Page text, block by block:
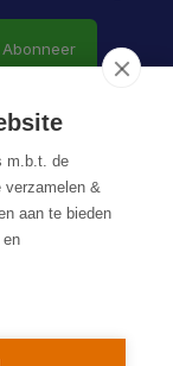
Abonneer
m.b.t. de
verzamelen &
aan te bieden
en